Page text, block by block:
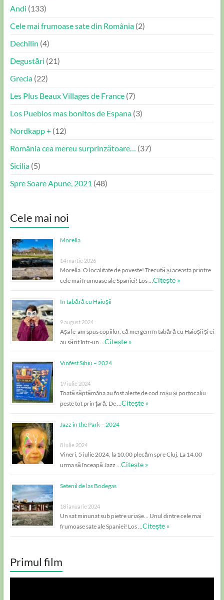
Andi (133)
Cele mai frumoase sate din România(2)
Dechilin (4)
Degustări (21)
Grecia(22)
Les Plus Beaux Villages de France(7)
Los Pueblos mas bonitos de Espana(3)
Nordkapp +(12)
România cea mereu surprinzătoare… (37)
Sicilia(5)
Spre Soare Apune, 2021 (48)
Cele mai noi
Morella
14 martie 2026
Morella. O localitate de poveste! Trecută și aceasta printre
cele mai frumoase ale Spaniei! Los …Citește »
În tabără cu Haioșii
9 august 2024
Așa le-am spus copiilor, că mergem în tabără cu Haioșii și ei
au sărit într-un …Citește »
Vinfest Sibiu – 2024
19 iulie 2024
Toată săptămâna au fost alerte de cod roșu și portocaliu
peste tot prin țară. De …Citește »
Jazz in the Park – 2024
8 iulie 2024
Vineri, 5 iulie 2024, la 10.00 plecăm spre Cluj. La 14.00
urma să înceapă Jazz …Citește »
Setenil de las Bodegas
18 ianuarie 2024
Un sat minunat sub pietre uriașe… Unul dintre cele mai
frumoase sate ale Spaniei! Los …Citește »
Primul film